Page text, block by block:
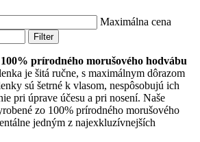
Maximálna cena
Filter
prírodného morušového hodvábu
je šitá ručne, s maximálnym dôrazom
sú šetrné k vlasom, nespôsobujú ich
pri úprave účesu a pri nosení. Naše
zo 100% prírodného morušového
jedným z najexkluzívnejších